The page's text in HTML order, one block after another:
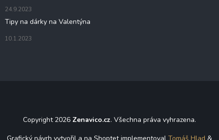
24.9.2023
Tipy na dárky na Valentýna
10.1.2023
Copyright 2026 Zenavico.cz. Všechna práva vyhrazena.
Grafický návrh vytvořil a na Shoptet implementoval Tomáš Hlad &